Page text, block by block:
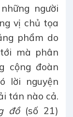
người
vị chủ tọa
phẩm do
mà phân
cộng đoàn
lời nguyện
tán nào cả.
đồ(số 21)